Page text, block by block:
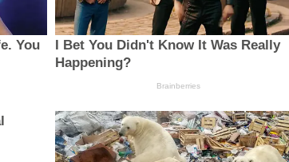
You
I Bet You Didn't Know It Was Really
Happening?
Brainberries